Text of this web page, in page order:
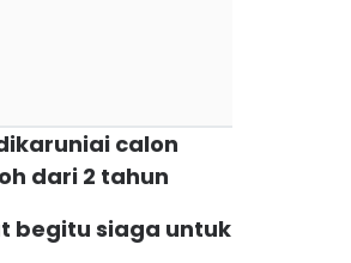
calon
dari 2 tahun
begitu siaga untuk